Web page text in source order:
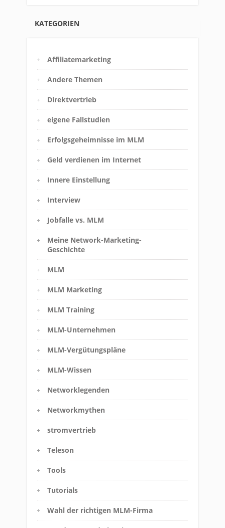
KATEGORIEN
Affiliatemarketing
Andere Themen
Direktvertrieb
eigene Fallstudien
Erfolgsgeheimnisse im MLM
Geld verdienen im Internet
Innere Einstellung
Interview
Jobfalle vs. MLM
Meine Network-Marketing-
Geschichte
MLM
MLM Marketing
MLM Training
MLM-Unternehmen
MLM-Vergütungspläne
MLM-Wissen
Networklegenden
Networkmythen
stromvertrieb
Teleson
Tools
Tutorials
Wahl der richtigen MLM-Firma